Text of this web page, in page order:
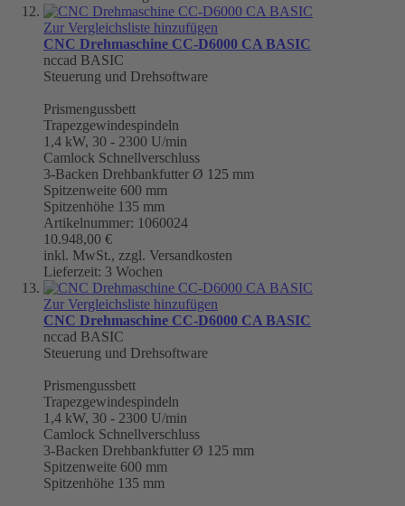
Zur Vergleichsliste hinzufügen
CNC Drehmaschine CC-D6000 CA BASIC
nccad BASIC
Steuerung und Drehsoftware
Prismengussbett
Trapezgewindespindeln
1,4 kW, 30 - 2300 U/min
Camlock Schnellverschluss
3-Backen Drehbankfutter Ø 125 mm
Spitzenweite 600 mm
Spitzenhöhe 135 mm
Artikelnummer: 1060024
10.948,00 €
inkl. MwSt., zzgl. Versandkosten
Lieferzeit: 3 Wochen
Zur Vergleichsliste hinzufügen
CNC Drehmaschine CC-D6000 CA BASIC
nccad BASIC
Steuerung und Drehsoftware
Prismengussbett
Trapezgewindespindeln
1,4 kW, 30 - 2300 U/min
Camlock Schnellverschluss
3-Backen Drehbankfutter Ø 125 mm
Spitzenweite 600 mm
Spitzenhöhe 135 mm